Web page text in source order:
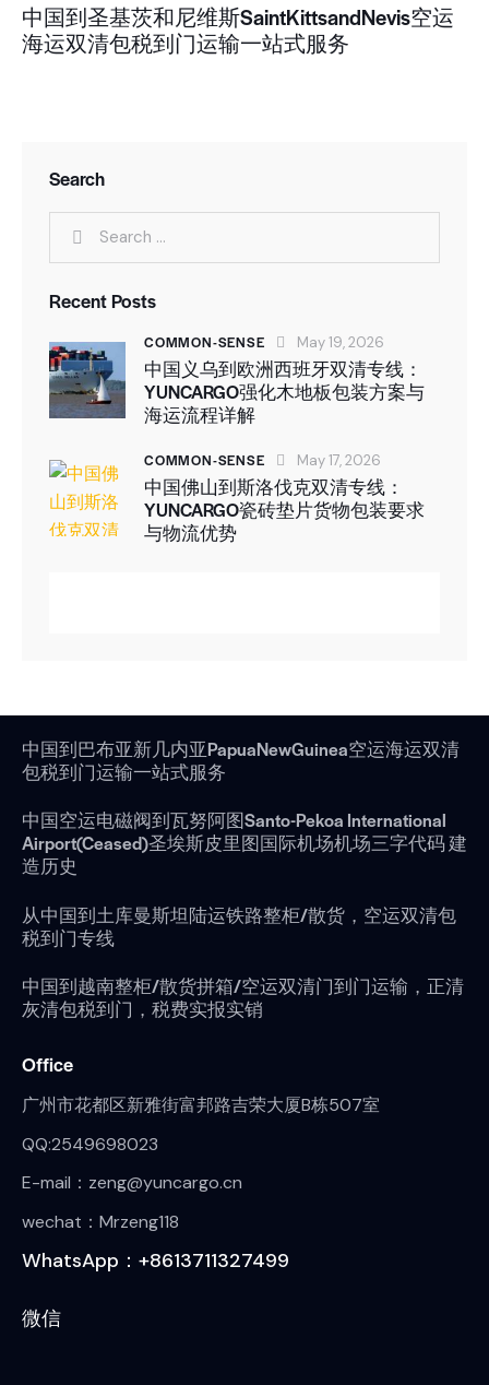
中国到圣基茨和尼维斯SaintKittsandNevis空运
海运双清包税到门运输一站式服务
Search
Recent Posts
COMMON-SENSE May 19, 2026
中国义乌到欧洲西班牙双清专线：
YUNCARGO强化木地板包装方案与
海运流程详解
COMMON-SENSE May 17, 2026
中国佛山到斯洛伐克双清专线：
YUNCARGO瓷砖垫片货物包装要求
与物流优势
中国到巴布亚新几内亚PapuaNewGuinea空运海运双清
包税到门运输一站式服务
中国空运电磁阀到瓦努阿图Santo-Pekoa International
Airport(Ceased)圣埃斯皮里图国际机场机场三字代码 建
造历史
从中国到土库曼斯坦陆运铁路整柜/散货，空运双清包
税到门专线
中国到越南整柜/散货拼箱/空运双清门到门运输，正清
灰清包税到门，税费实报实销
Office
广州市花都区新雅街富邦路吉荣大厦B栋507室
QQ:2549698023
E-mail：zeng@yuncargo.cn
wechat：Mrzeng118
WhatsApp：+8613711327499
微信